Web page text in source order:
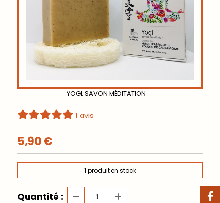
YOGI, SAVON MÉDITATION
1 avis
5,90€
1 produit en stock
Quantité :